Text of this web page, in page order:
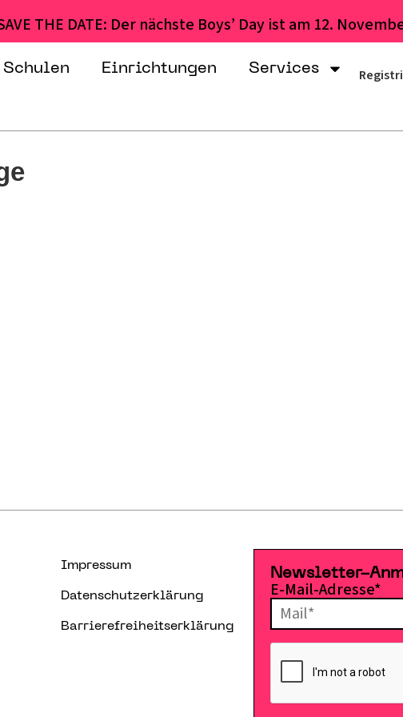
THE DATE: Der nächste Boys’ Day ist am 12.
Schulen Einrichtungen Services
Impressum
Datenschutzerklärung
Barrierefreiheitserklärung
Newsletter-
E-Mail-Adresse*